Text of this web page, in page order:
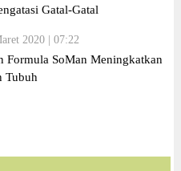
Gatal-Gatal
2020 | 07:22
Formula SoMan Meningkatkan
Tubuh